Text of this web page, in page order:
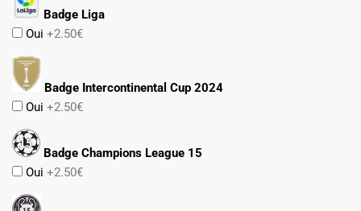
Badge Liga
Oui +2.50€
Badge Intercontinental Cup 2024
Oui +2.50€
Badge Champions League 15
Oui +2.50€